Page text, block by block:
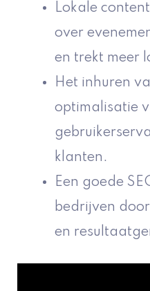
Lokale
over
en trekt meer
Het inhuren
optimalisatie
klanten.
Een goede
bedrijven
en